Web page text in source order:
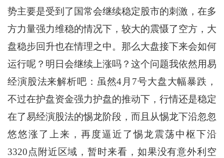
势主要是受到了国常会继续稳定股市的刺激，在多
方力量强力维稳的情况下，较大的震慑了空方，大
盘稳步回升也在情理之中。那么大盘接下来会如何
运行呢？明日会继续上涨吗？这个问题我依然用易
经演股法来解析吧：虽然4月7号大盘大幅暴跌，
不过在护盘资金强力护盘的推动下，行情还是稳定
在了易经演股法的惕龙阶段，而且从惕龙下沿忽忽
悠悠涨了上来，再度逼近了惕龙震荡中枢下沿
3320点附近区域，暂时来看，如果没有意外利空